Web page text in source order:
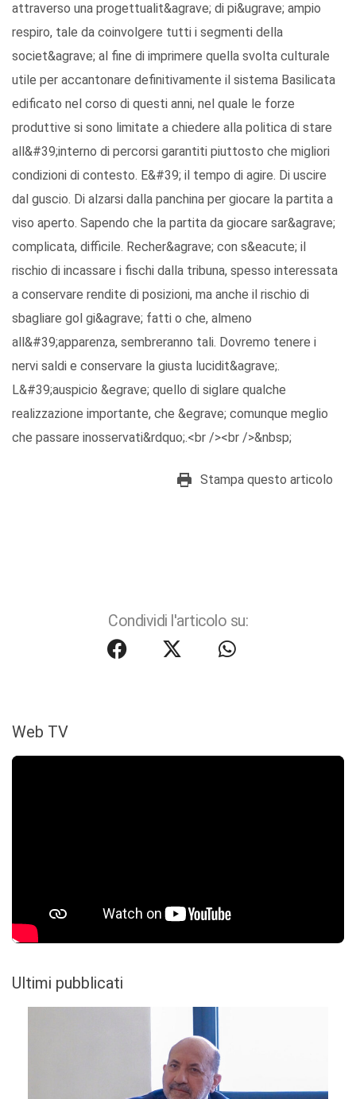
attraverso una progettualit&agrave; di pi&ugrave; ampio
respiro, tale da coinvolgere tutti i segmenti della
societ&agrave; al fine di imprimere quella svolta culturale
utile per accantonare definitivamente il sistema Basilicata
edificato nel corso di questi anni, nel quale le forze
produttive si sono limitate a chiedere alla politica di stare
all&#39;interno di percorsi garantiti piuttosto che migliori
condizioni di contesto. E&#39; il tempo di agire. Di uscire
dal guscio. Di alzarsi dalla panchina per giocare la partita a
viso aperto. Sapendo che la partita da giocare sar&agrave;
complicata, difficile. Recher&agrave; con s&eacute; il
rischio di incassare i fischi dalla tribuna, spesso interessata
a conservare rendite di posizioni, ma anche il rischio di
sbagliare gol gi&agrave; fatti o che, almeno
all&#39;apparenza, sembreranno tali. Dovremo tenere i
nervi saldi e conservare la giusta lucidit&agrave;.
L&#39;auspicio &egrave; quello di siglare qualche
realizzazione importante, che &egrave; comunque meglio
che passare inosservati&rdquo;.<br /><br />&nbsp;
Stampa questo articolo
Condividi l'articolo su:
Web TV
Ultimi pubblicati